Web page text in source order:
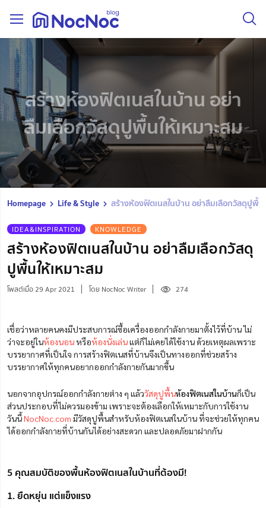
สร้างห้องฟิตเนสในบ้าน อย่า
ลืมเลือกวัสดุปูพื้นให้เหมาะสม
Homepage Life & Style สร้างห้องฟิตเนสในบ้าน อย่าลืมเลือกวัสดุปูพื้น
IDEA&INSPIRATION KNOWLEDGE
สร้างห้องฟิตเนสในบ้าน อย่าลืมเลือกวัสดุ
ปูพื้นให้เหมาะสม
โพสต์เมื่อ 29 Apr 2021 โดย NocNoc Writer 274
เชื่อว่าหลายคนคงมีประสบการณ์ซื้อเครื่องออกกำลังกายมาตั้งไว้ที่บ้าน ไม่
ว่าจะอยู่ในห้องนอนหรือห้องนั่งเล่นแต่ก็ไม่เคยได้ใช้งาน ด้วยเหตุผลเพราะ
บรรยากาศที่เป็นใจ การสร้างฟิตเนสที่บ้านจึงเป็นทางออกที่ช่วยสร้าง
บรรยากาศให้ทุกคนอยากออกกำลังกายกันมากขึ้น
นอกจากอุปกรณ์ออกกำลังกายต่าง ๆ แล้ววัสดุปูพื้นห้องฟิตเนสในบ้านก็เป็น
ส่วนประกอบที่ไม่ควรมองข้าม เพราะจะต้องเลือกให้เหมาะกับการใช้งาน
วันนี้NocNoc.com มีวัสดุปูพื้นสำหรับห้องฟิตเนสในบ้าน ที่จะช่วยให้ทุกคน
ได้ออกกำลังกายที่บ้านกันได้อย่างสะดวก และปลอดภัยมาฝากกัน
5 คุณสมบัติของพื้นห้องฟิตเนสในบ้านที่ต้องมี!
1. ยืดหยุ่น แต่แข็งแรง